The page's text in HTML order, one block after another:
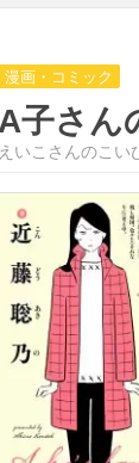
漫画・コミック
A子さん
えいこさんのこい